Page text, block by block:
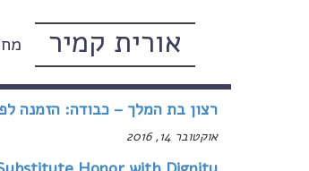
אורית קמיר
הכל (אקדמי) על
רצון בת המלך – כבודה: הזמנה
אוקטובר 14, 2016